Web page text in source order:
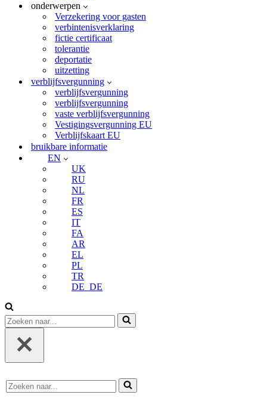
onderwerpen
Verzekering voor gasten
verbintenisverklaring
fictie certificaat
tolerantie
deportatie
uitzetting
verblijfsvergunning
verblijfsvergunning
verblijfsvergunning
vaste verblijfsvergunning
Vestigingsvergunning EU
Verblijfskaart EU
bruikbare informatie
EN
UK
RU
NL
FR
ES
IT
FA
AR
EL
PL
TR
DE_DE
Zoeken
naar...
Zoeken
naar...